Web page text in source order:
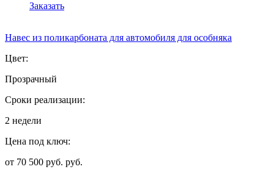
Заказать
Навес из поликарбоната для автомобиля для особняка
Цвет:
Прозрачный
Сроки реализации:
2 недели
Цена под ключ:
от 70 500 руб. руб.